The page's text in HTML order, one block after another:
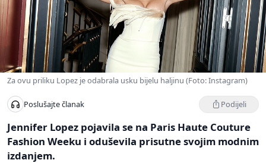
Za ovu priliku Lopez je odabrala usku bijelu haljinu (Foto: Instagram)
Poslušajte članak Podijeli
Jennifer Lopez pojavila se na Paris Haute Couture
Fashion Weeku i oduševila prisutne svojim modnim
izdanjem.